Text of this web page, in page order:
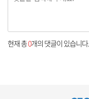
현재 총0개의 댓글이 있습니다.